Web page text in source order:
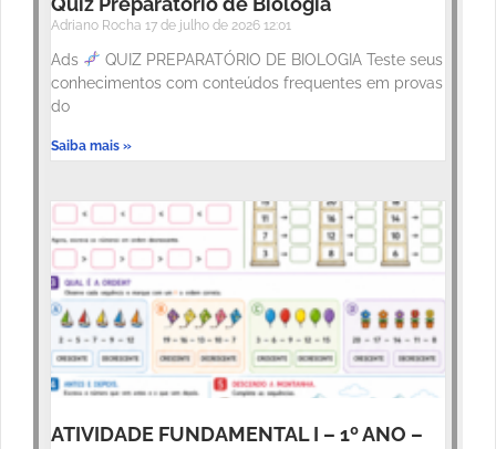
Adriano Rocha 17 de julho de 2026 12:01
Ads
QUIZ PREPARATÓRIO DE BIOLOGIA Teste seus
conhecimentos com conteúdos frequentes em provas
do
Saiba mais »
ATIVIDADE FUNDAMENTAL I – 1º ANO –